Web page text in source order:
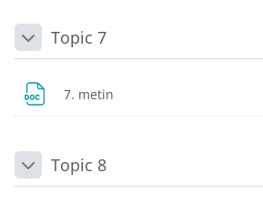
DaraltTopic 7
7. metin
DaraltTopic 8